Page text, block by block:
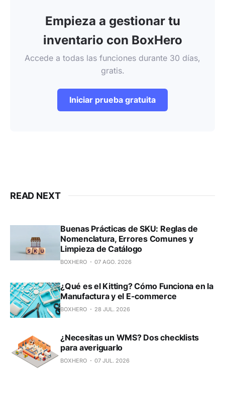
Empieza a gestionar tu
inventario con BoxHero
Accede a todas las funciones durante 30 días,
gratis.
Iniciar prueba gratuita
READ NEXT
Buenas Prácticas de SKU: Reglas de
Nomenclatura, Errores Comunes y
Limpieza de Catálogo
BOXHERO 07 AGO. 2026
¿Qué es el Kitting? Cómo Funciona en la
Manufactura y el E-commerce
BOXHERO 28 JUL. 2026
¿Necesitas un WMS? Dos checklists
para averiguarlo
BOXHERO 07 JUL. 2026